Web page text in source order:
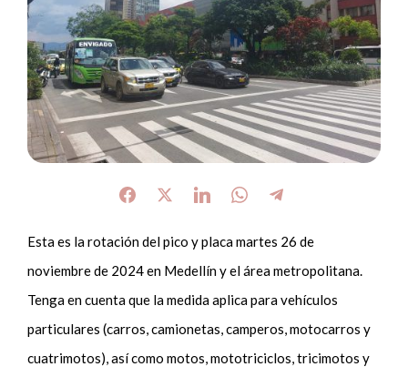
Esta es la rotación del pico y placa martes 26 de
noviembre de 2024 en Medellín y el área metropolitana.
Tenga en cuenta que la medida aplica para vehículos
particulares (carros, camionetas, camperos, motocarros y
cuatrimotos), así como motos, mototriciclos, tricimotos y